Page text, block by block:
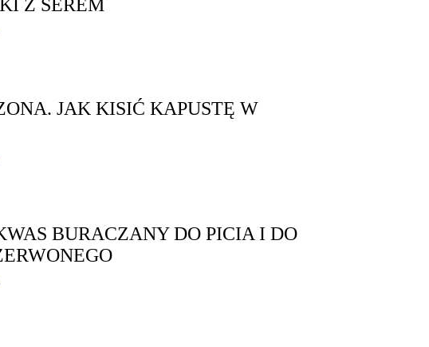
Z SEREM
JAK KISIĆ KAPUSTĘ W
BURACZANY DO PICIA I DO